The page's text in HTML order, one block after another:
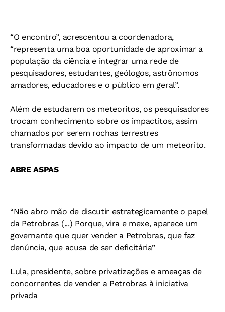
“O encontro”, acrescentou a coordenadora,
“representa uma boa oportunidade de aproximar a
população da ciência e integrar uma rede de
pesquisadores, estudantes, geólogos, astrônomos
amadores, educadores e o público em geral”.
Além de estudarem os meteoritos, os pesquisadores
trocam conhecimento sobre os impactitos, assim
chamados por serem rochas terrestres
transformadas devido ao impacto de um meteorito.
ABRE ASPAS
“Não abro mão de discutir estrategicamente o papel
da Petrobras (...) Porque, vira e mexe, aparece um
governante que quer vender a Petrobras, que faz
denúncia, que acusa de ser deficitária”
Lula, presidente, sobre privatizações e ameaças de
concorrentes de vender a Petrobras à iniciativa
privada